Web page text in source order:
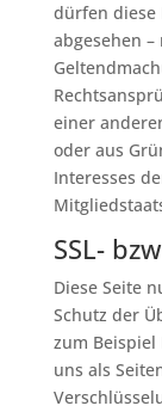
dürfen diese
abgesehen
einer
oder aus
Interesses
SSL-
Diese Seite
Schutz der
zum Beispiel
uns als